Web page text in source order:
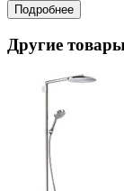
Подробнее
Другие